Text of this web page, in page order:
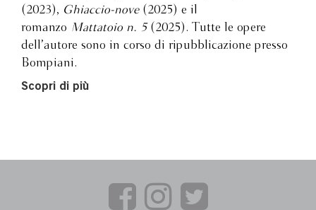
(2023), Ghiaccio-nove(2025) e il
romanzo Mattatoio n. 5(2025). Tutte le opere
dell’autore sono in corso di ripubblicazione presso
Bompiani.
Scopri di più